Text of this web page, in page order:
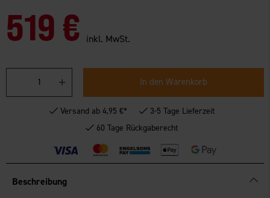
519 € inkl. MwSt.
In den Warenkorb
Versand ab 4,95 €*
3-5 Tage Lieferzeit
60 Tage Rückgaberecht
Beschreibung